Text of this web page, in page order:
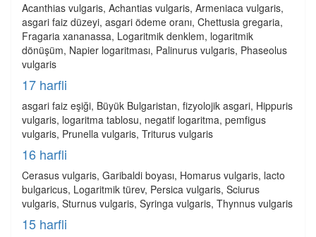
Acanthias vulgaris, Achantias vulgaris, Armeniaca vulgaris,
asgari faiz düzeyi, asgari ödeme oranı, Chettusia gregaria,
Fragaria xananassa, Logaritmik denklem, logaritmik
dönüşüm, Napier logaritması, Palinurus vulgaris, Phaseolus
vulgaris
17 harfli
asgari faiz eşiği, Büyük Bulgaristan, fizyolojik asgari, Hippuris
vulgaris, logaritma tablosu, negatif logaritma, pemfigus
vulgaris, Prunella vulgaris, Triturus vulgaris
16 harfli
Cerasus vulgaris, Garibaldi boyası, Homarus vulgaris, lacto
bulgaricus, Logaritmik türev, Persica vulgaris, Sciurus
vulgaris, Sturnus vulgaris, Syringa vulgaris, Thynnus vulgaris
15 harfli